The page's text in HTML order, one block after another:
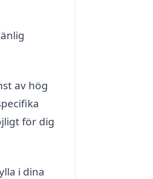
av hög
för dig
i dina